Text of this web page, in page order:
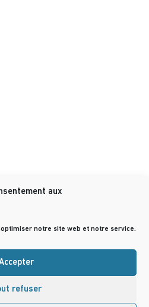
aux
notre site web et notre service.
refuser